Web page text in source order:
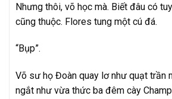
Nhưng thôi, võ học mà. Biết đâu có
cũng thuộc. Flores tung một cú đá.
“Bụp”.
Võ sư họ Đoàn quay lơ như quạt trần
ngắt như vừa thức ba đêm cày